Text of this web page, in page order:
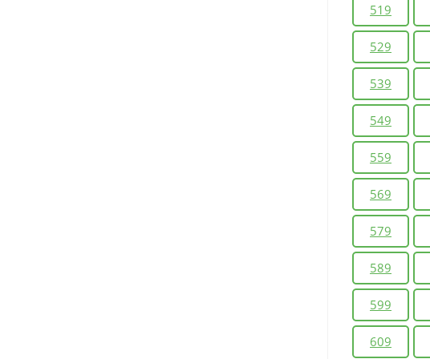
519
529
539
549
559
569
579
589
599
609